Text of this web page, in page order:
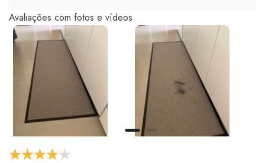
Avaliações com fotos e vídeos